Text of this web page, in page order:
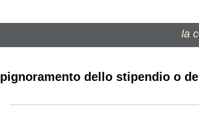
la
pignoramento dello stipendio o